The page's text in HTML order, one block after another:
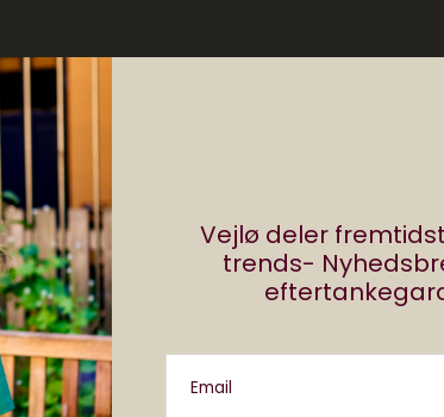
Vejlø deler
trends-
Email